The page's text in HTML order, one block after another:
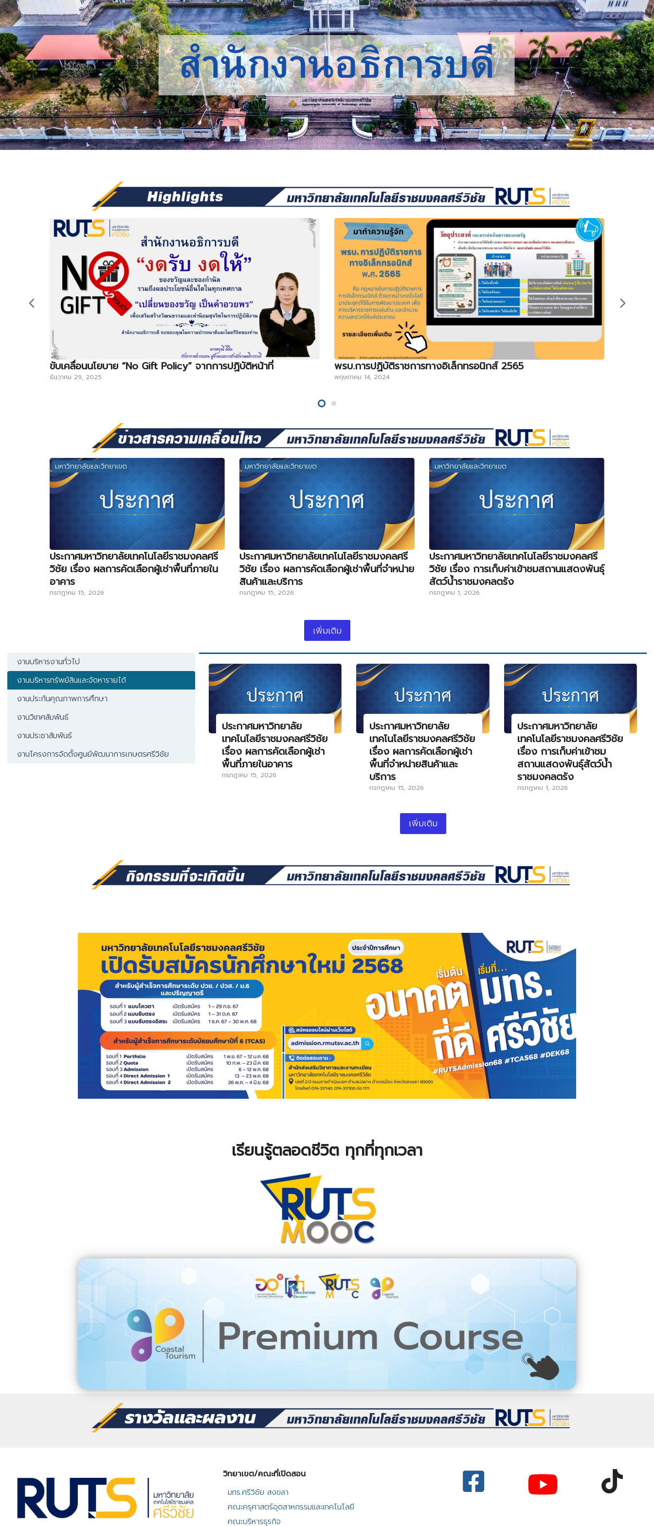
ขับเคลื่อนนโยบาย “No Gift Policy” จากการปฏิบัติหน้าที่
ธันวาคม 29, 2025
พรบ.การปฏิบัติราชการทางอิเล็กทรอนิกส์ 2565
พฤษภาคม 14, 2024
มหาวิทยาลัยและวิทยาเขต
ประกาศมหาวิทยาลัยเทคโนโลยีราชมงคลศรี
วิชัย เรื่อง ผลการคัดเลือกผู้เช่าพื้นที่ภายใน
อาคาร
กรกฎาคม 15, 2026
มหาวิทยาลัยและวิทยาเขต
ประกาศมหาวิทยาลัยเทคโนโลยีราชมงคลศรี
วิชัย เรื่อง ผลการคัดเลือกผู้เช่าพื้นที่จำหน่าย
สินค้าและบริการ
กรกฎาคม 15, 2026
มหาวิทยาลัยและวิทยาเขต
ประกาศมหาวิทยาลัยเทคโนโลยีราชมงคลศรี
วิชัย เรื่อง การเก็บค่าเข้าชมสถานแสดงพันธุ์
สัตว์น้ำราชมงคลตรัง
กรกฎาคม 1, 2026
เพิ่มเติม
งานบริหารงานทั่วไป
งานบริหารทรัพย์สินและจัดหารายได้
งานประกันคุณภาพการศึกษา
งานวิเทศสัมพันธ์
งานประชาสัมพันธ์
งานโครงการจัดตั้งศูนย์พัฒนาการเกษตรศรีวิชัย
ประกาศมหาวิทยาลัย
เทคโนโลยีราชมงคลศรีวิชัย
เรื่อง ผลการคัดเลือกผู้เช่า
พื้นที่ภายในอาคาร
กรกฎาคม 15, 2026
ประกาศมหาวิทยาลัย
เทคโนโลยีราชมงคลศรีวิชัย
เรื่อง ผลการคัดเลือกผู้เช่า
พื้นที่จำหน่ายสินค้าและ
บริการ
กรกฎาคม 15, 2026
ประกาศมหาวิทยาลัย
เทคโนโลยีราชมงคลศรีวิชัย
เรื่อง การเก็บค่าเข้าชม
สถานแสดงพันธุ์สัตว์น้ำ
ราชมงคลตรัง
กรกฎาคม 1, 2026
เพิ่มเติม
เรียนรู้ตลอดชีวิต ทุกที่ทุกเวลา
วิทยาเขต/คณะที่เปิดสอน​
มทร.ศรีวิชัย สงขลา​
คณะครุศาสตร์อุตสาหกรรมและเทคโนโลยี​
คณะบริหารธุรกิจ​